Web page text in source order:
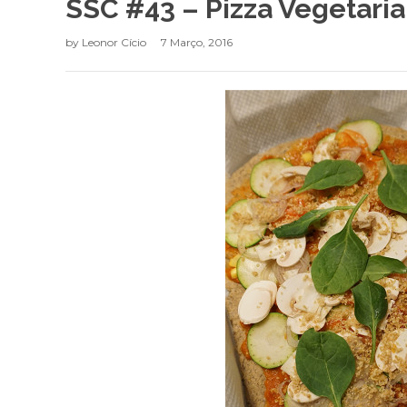
SSC #43 – Pizza
by Leonor Cício 7 Março, 2016